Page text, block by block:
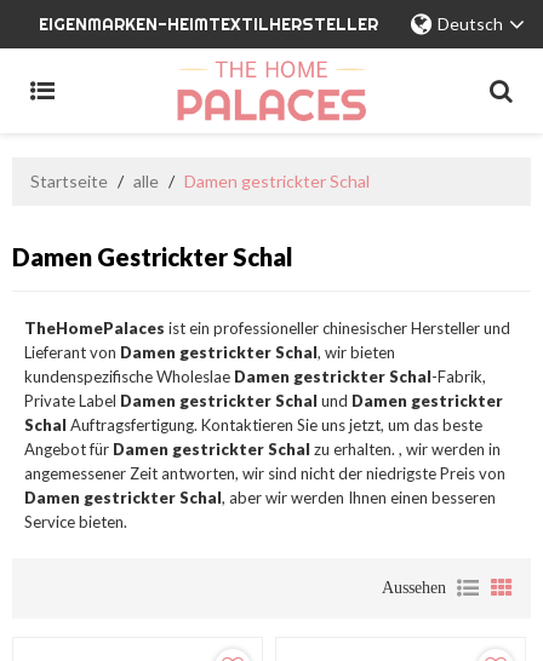
EIGENMARKEN-HEIMTEXTILHERSTELLER Deutsch
Startseite / alle / Damen gestrickter Schal
Damen Gestrickter Schal
TheHomePalaces ist ein professioneller chinesischer Hersteller und
Lieferant von Damen gestrickter Schal, wir bieten
kundenspezifische Wholeslae Damen gestrickter Schal-Fabrik,
Private Label Damen gestrickter Schal und Damen gestrickter
Schal Auftragsfertigung. Kontaktieren Sie uns jetzt, um das beste
Angebot für Damen gestrickter Schal zu erhalten. , wir werden in
angemessener Zeit antworten, wir sind nicht der niedrigste Preis von
Damen gestrickter Schal, aber wir werden Ihnen einen besseren
Service bieten.
Aussehen